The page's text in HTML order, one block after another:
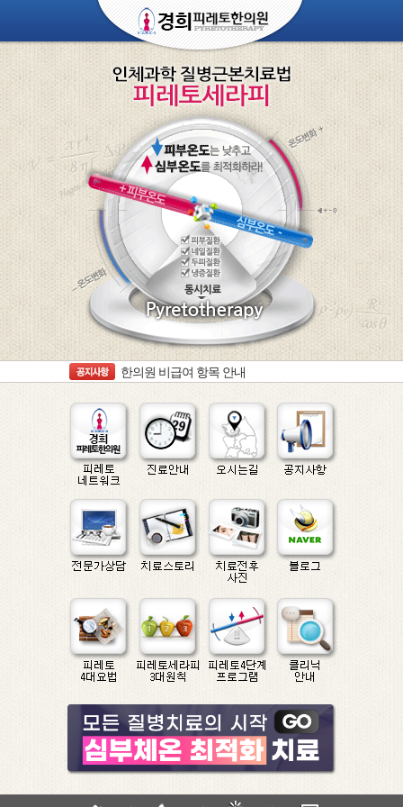
한의원 비급여 항목 안내